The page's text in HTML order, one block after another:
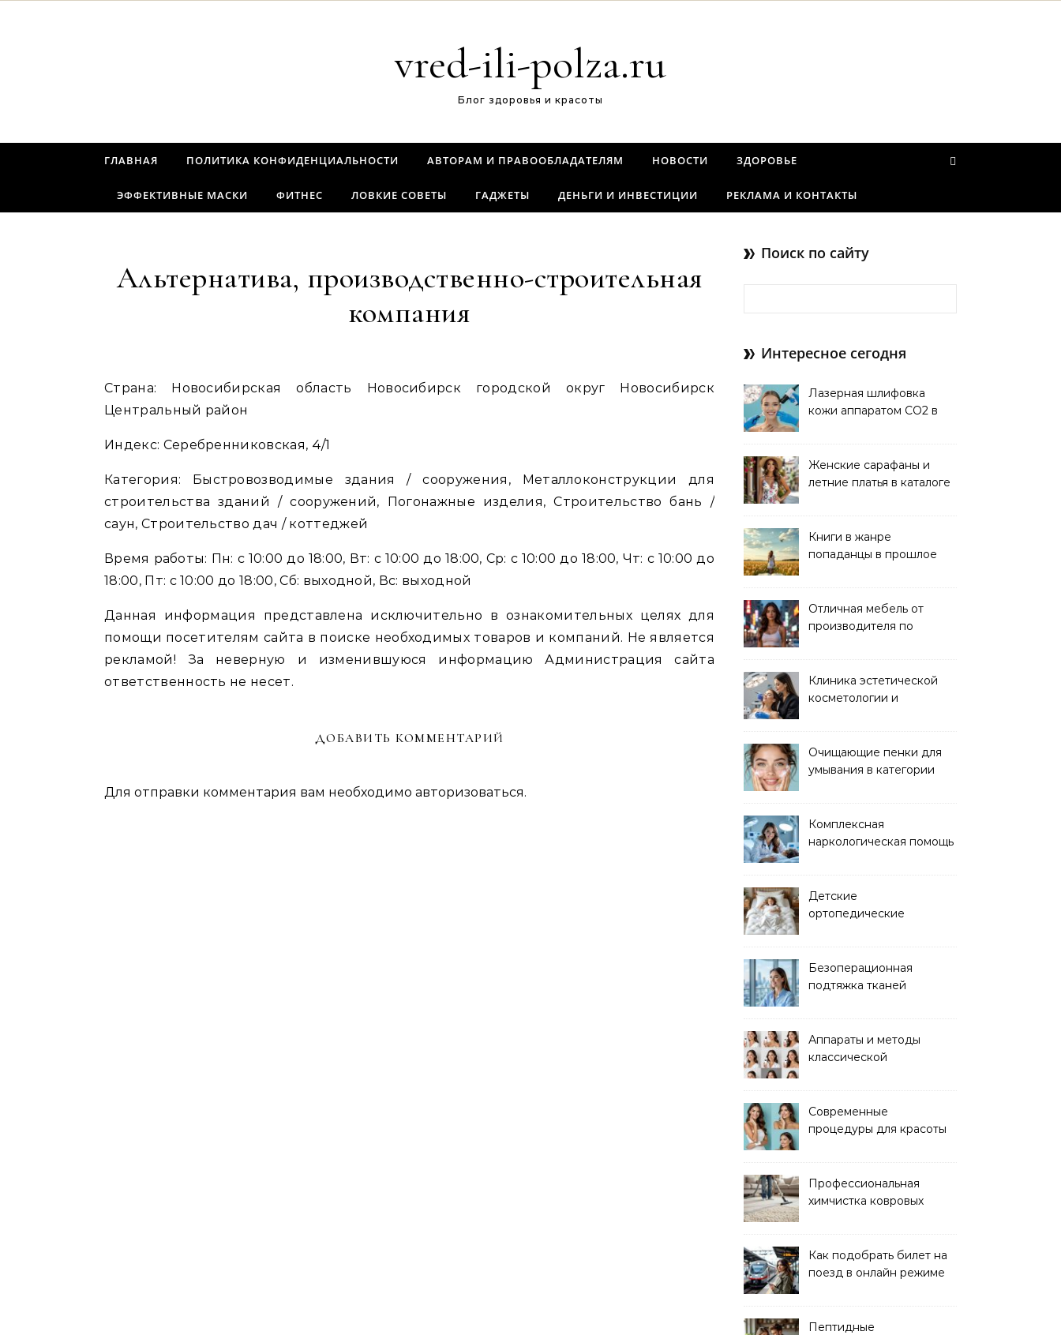
vred-ili-polza.ru
Блог здоровья и красоты
ГЛАВНАЯ ПОЛИТИКА КОНФИДЕНЦИАЛЬНОСТИ АВТОРАМ И ПРАВООБЛАДАТЕЛЯМ НОВОСТИ ЗДОРОВЬЕ
ЭФФЕКТИВНЫЕ МАСКИ ФИТНЕС ЛОВКИЕ СОВЕТЫ ГАДЖЕТЫ ДЕНЬГИ И ИНВЕСТИЦИИ РЕКЛАМА И КОНТАКТЫ
Альтернатива, производственно-строительная
компания
Страна: Новосибирская область Новосибирск городской округ Новосибирск
Центральный район
Индекс: Серебренниковская, 4/1
Категория: Быстровозводимые здания / сооружения, Металлоконструкции для
строительства зданий / сооружений, Погонажные изделия, Строительство бань /
саун, Строительство дач / коттеджей
Время работы: Пн: с 10:00 до 18:00, Вт: с 10:00 до 18:00, Ср: с 10:00 до 18:00, Чт: с 10:00 до
18:00, Пт: с 10:00 до 18:00, Сб: выходной, Вс: выходной
Данная информация представлена исключительно в ознакомительных целях для
помощи посетителям сайта в поиске необходимых товаров и компаний. Не является
рекламой! За неверную и изменившуюся информацию Администрация сайта
ответственность не несет.
ДОБАВИТЬ КОММЕНТАРИЙ
Для отправки комментария вам необходимо авторизоваться.
Поиск по сайту
Интересное сегодня
Лазерная шлифовка
кожи аппаратом CO2 в
Женские сарафаны и
летние платья в каталоге
Книги в жанре
попаданцы в прошлое
Отличная мебель от
производителя по
Клиника эстетической
косметологии и
Очищающие пенки для
умывания в категории
Комплексная
наркологическая помощь
Детские
ортопедические
Безоперационная
подтяжка тканей
Аппараты и методы
классической
Современные
процедуры для красоты
Профессиональная
химчистка ковровых
Как подобрать билет на
поезд в онлайн режиме
Пептидные